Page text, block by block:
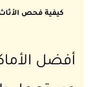
كيفية فحص
أفضل